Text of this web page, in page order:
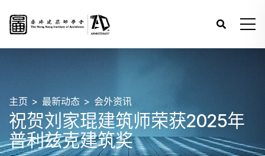
主页 最新动态 会外资讯
祝贺刘家琨建筑师荣获2025年
普利兹克建筑奖